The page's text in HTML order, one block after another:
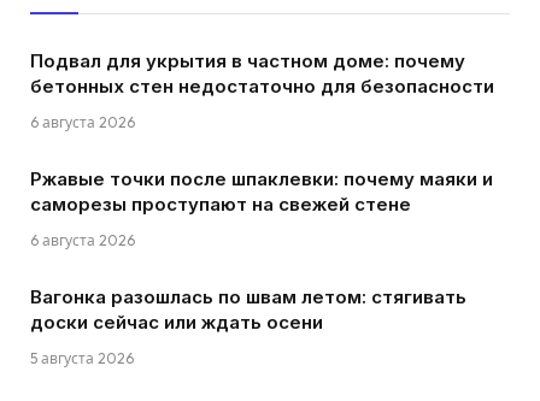
Подвал для укрытия в частном доме: почему
бетонных стен недостаточно для безопасности
6 августа 2026
Ржавые точки после шпаклевки: почему маяки и
саморезы проступают на свежей стене
6 августа 2026
Вагонка разошлась по швам летом: стягивать
доски сейчас или ждать осени
5 августа 2026